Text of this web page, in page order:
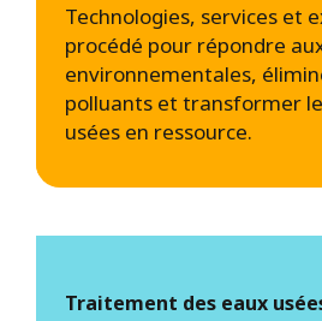
Technologies, services et
procédé pour répondre
environnementales,
polluants et transformer
usées en ressource.
Traitement des eaux